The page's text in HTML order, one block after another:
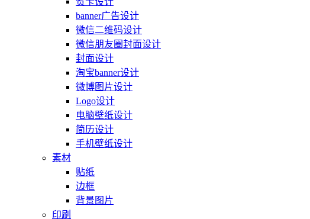
banner广告设计
微信二维码设计
微信朋友圈封面设计
封面设计
淘宝banner设计
微博图片设计
Logo设计
电脑壁纸设计
简历设计
手机壁纸设计
素材
贴纸
边框
背景图片
印刷